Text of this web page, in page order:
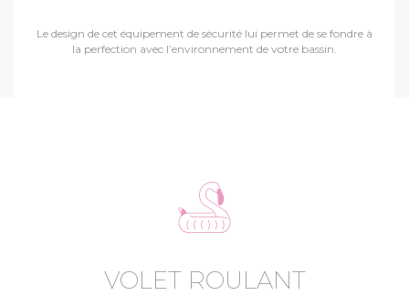
Le design de cet équipement de sécurité lui permet de se fondre à
la perfection avec l’environnement de votre bassin.
VOLET ROULANT